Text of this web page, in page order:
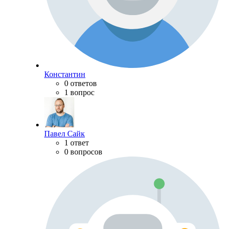
Константин
0 ответов
1 вопрос
Павел Сайк
1 ответ
0 вопросов